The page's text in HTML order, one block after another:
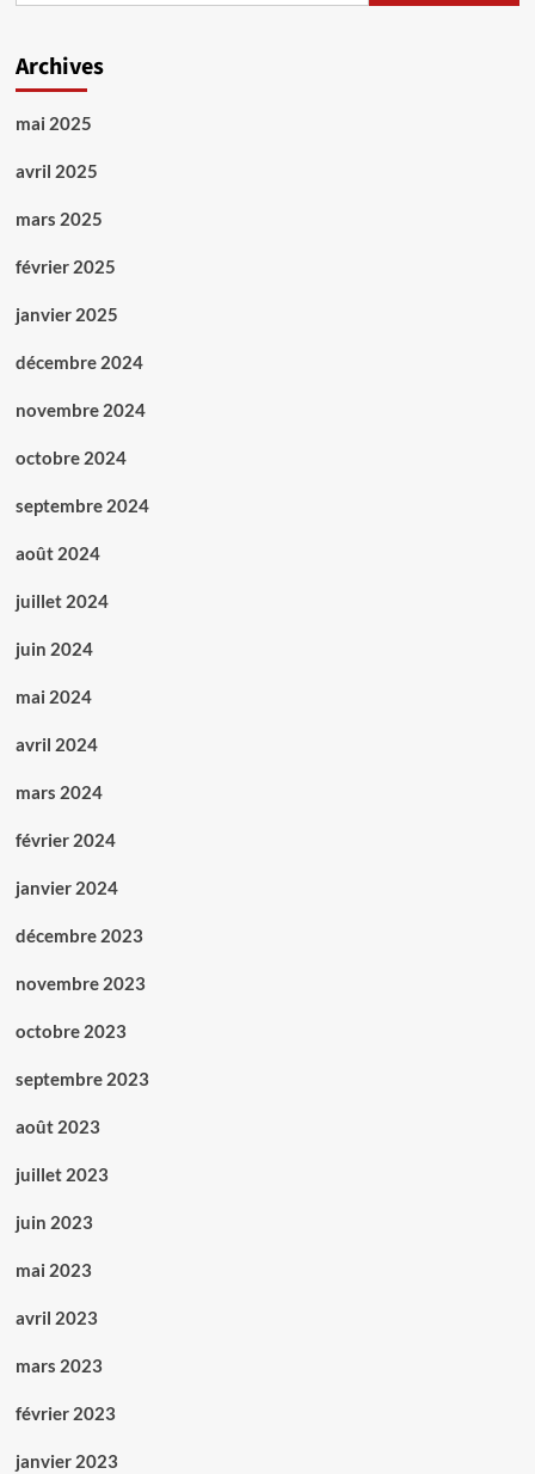
Archives
mai 2025
avril 2025
mars 2025
février 2025
janvier 2025
décembre 2024
novembre 2024
octobre 2024
septembre 2024
août 2024
juillet 2024
juin 2024
mai 2024
avril 2024
mars 2024
février 2024
janvier 2024
décembre 2023
novembre 2023
octobre 2023
septembre 2023
août 2023
juillet 2023
juin 2023
mai 2023
avril 2023
mars 2023
février 2023
janvier 2023